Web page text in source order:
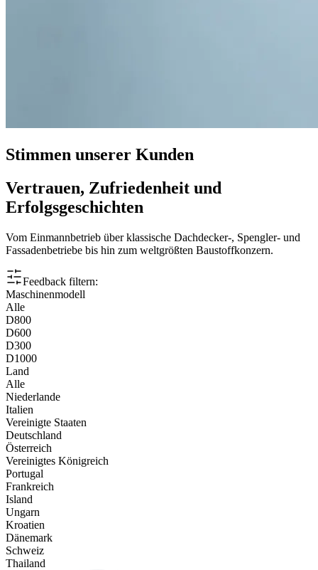
Stimmen unserer Kunden
Vertrauen, Zufriedenheit und
Erfolgsgeschichten
Vom Einmannbetrieb über klassische Dachdecker-, Spengler- und
Fassadenbetriebe bis hin zum weltgrößten Baustoffkonzern.
Feedback filtern:
Maschinenmodell
Alle
D800
D600
D300
D1000
Land
Alle
Niederlande
Italien
Vereinigte Staaten
Deutschland
Österreich
Vereinigtes Königreich
Portugal
Frankreich
Island
Ungarn
Kroatien
Dänemark
Schweiz
Thailand